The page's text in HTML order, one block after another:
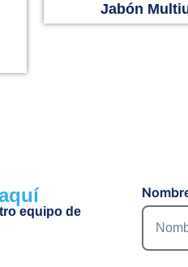
Jabón
equipo de